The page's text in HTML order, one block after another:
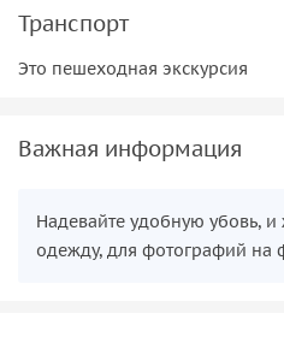
Транспорт
Это пешеходная экскурсия
Важная информация
Надевайте удобную убовь,
одежду, для фотографий на